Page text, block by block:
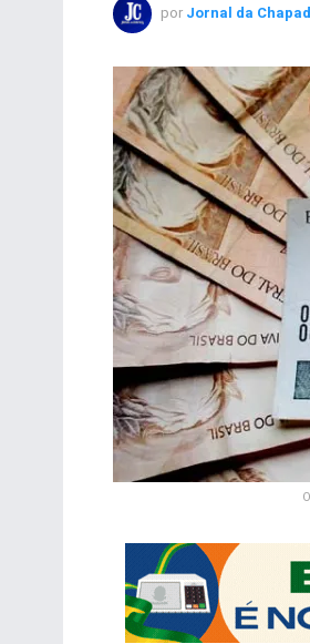
por Jornal da